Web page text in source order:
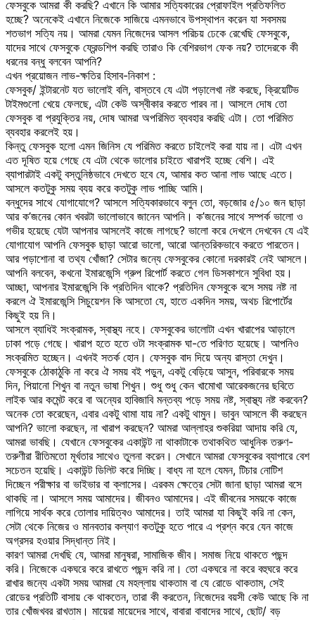
ফেসবুকে আমরা কী করছি? এখানে কি আমার সত্যিকারের প্রোফাইল প্রতিফলিত
হচ্ছে? অনেকেই এখানে নিজেকে সাজিয়ে এমনভাবে উপস্থাপন করেন যা সবসময়
শতভাগ সত্যি নয়। আমরা যেমন নিজেদের আসল পরিচয় ঢেকে রেখেছি ফেসবুকে,
যাদের সাথে ফেসবুকে ফ্রেন্ডশিপ করছি তারাও কি বেশিরভাগ ফেক নয়? তাদেরকে কী
ধরনের বন্ধু বলবেন আপনি?
এখন প্রয়োজন লাভ-ক্ষতির হিসাব-নিকাশ :
ফেসবুক/ ইন্টারনেট যত ভালোই বলি, বাস্তবে যে এটা পড়ালেখা নষ্ট করছে, ক্রিয়েটিভ
টাইমগুলো খেয়ে ফেলছে, এটা কেউ অস্বীকার করতে পারব না। আসলে দোষ তো
ফেসবুক বা প্রযুক্তির নয়, দোষ আমরা অপরিমিত ব্যবহার করছি এটা। তো পরিমিত
ব্যবহার করলেই হয়।
কিন্তু ফেসবুক হলো এমন জিনিস যে পরিমিত করতে চাইলেই করা যায় না। এটা এখন
এত দূষিত হয়ে গেছে যে এটা থেকে ভালোর চাইতে খারাপই হচ্ছে বেশি। এই
ব্যাপারটাই একটু বস্তুনিষ্ঠভাবে দেখতে হবে যে, আমার কত আনা লাভ আছে এতে।
আসলে কতটুকু সময় ব্যয় করে কতটুকু লাভ পাচ্ছি আমি।
বন্ধুদের সাথে যোগাযোগে? আসলে সত্যিকারভাবে বলুন তো, বড়জোর ৫/১০ জন ছাড়া
আর ক’জনের কোন খবরটা ভালোভাবে জানেন আপনি। ক’জনের সাথে সম্পর্ক ভালো ও
গভীর হয়েছে যেটা আপনার আসলেই কাজে লাগছে? ভালো করে দেখলে দেখবেন যে এই
যোগাযোগ আপনি ফেসবুক ছাড়া আরো ভালো, আরো আন্তরিকভাবে করতে পারতেন।
আর পড়াশোনা বা তথ্য খোঁজা? সেটার জন্যে ফেসবুকের কোনো দরকারই নেই আসলে।
আপনি বলবেন, কখনো ইমারজেন্সি গ্রুপ রিপোর্ট করতে গেল ডিসকাশনে সুবিধা হয়।
আচ্ছা, আপনার ইমারজেন্সি কি প্রতিদিন থাকে? প্রতিদিন ফেসবুকে বসে সময় নষ্ট না
করলে ঐ ইমারজেন্সি সিচুয়েশন কি আসতো যে, হাতে একদিন সময়, অথচ রিপোর্টের
কিছুই হয় নি।
আসলে ব্যাধিই সংক্রামক, স্বাস্থ্য নহে। ফেসবুকের ভালোটা এখন খারাপের আড়ালে
ঢাকা পড়ে গেছে। খারাপ হতে হতে ওটা সংক্রামক ঘা-তে পরিণত হয়েছে। আপনিও
সংক্রমিত হচ্ছেন। এখনই সতর্ক হোন। ফেসবুক বাদ দিয়ে অন্য রাস্তা দেখুন।
ফেসবুকে ঠোকাঠুকি না করে ঐ সময় বই পড়ুন, একটু বেড়িয়ে আসুন, পরিবারকে সময়
দিন, পিয়ানো শিখুন বা নতুন ভাষা শিখুন। শুধু শুধু কেন খামোখা আরেকজনের ছবিতে
লাইক আর কমেন্ট করে বা অন্যের হাবিজাবি মন্তব্য পড়ে সময় নষ্ট, স্বাস্থ্য নষ্ট করবেন?
অনেক তো করেছেন, এবার একটু থামা যায় না? একটু থামুন। ভাবুন আসলে কী করছেন
আপনি? ভালো করছেন, না খারাপ করছেন? আমরা আল্লাহর শুকরিয়া আদায় করি যে,
আমরা ভাবছি। যেখানে ফেসবুকের একাউন্ট না থাকাটাকে তথাকথিত আধুনিক তরুণ-
তরুণীরা রীতিমতো মূর্খতার সাথেও তুলনা করেন। সেখানে আমরা ফেসবুকের ব্যাপারে বেশ
সচেতন হয়েছি। একাউন্ট ডিলিট করে দিচ্ছি। বাধ্য না হলে যেমন, টিচার নোটিশ
দিচ্ছেন পরীক্ষার বা ভাইভার বা ক্লাসের। এরকম ক্ষেত্রে সেটা জানা ছাড়া আমরা বসে
থাকছি না। আসলে সময় আমাদের। জীবনও আমাদের। এই জীবনের সময়কে কাজে
লাগিয়ে সার্থক করে তোলার দায়িত্বও আমাদের। তাই আমরা যা কিছুই করি না কেন,
সেটা থেকে নিজের ও মানবতার কল্যাণ কতটুকু হতে পারে এ প্রশ্ন করে যেন কাজে
অগ্রসর হওয়ার সিদ্ধান্ত নিই।
কারণ আমরা দেখছি যে, আমরা মানুষরা, সামাজিক জীব। সমাজ নিয়ে থাকতে পছন্দ
করি। নিজেকে একঘরে করে রাখতে পছন্দ করি না। তো একঘরে না করে বহুঘরে করে
রাখার জন্যে একটা সময় আমরা যে মহল্লায় থাকতাম বা যে রোডে থাকতাম, সেই
রোডের প্রতিটি বাসায় কে থাকতেন, তারা কী করতেন, নিজেদের বয়সী কেউ আছে কি না
তার খোঁজখবর রাখতাম। মায়েরা মায়েদের সাথে, বাবারা বাবাদের সাথে, ছোট/ বড়